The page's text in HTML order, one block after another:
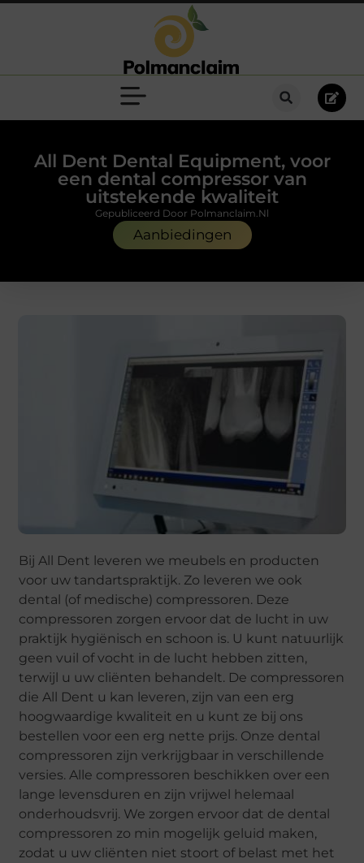
All Dent Dental Equipment, voor
een dental compressor van
uitstekende kwaliteit
Aanbiedingen
Gepubliceerd Door Polmanclaim.nl
Bij All Dent leveren we meubels en producten
voor uw tandartspraktijk. Zo leveren we ook
dental (of medische) compressoren. Deze
compressoren zorgen ervoor dat de lucht in uw
praktijk hygiënisch en schoon is. U kunt natuurlijk
geen vuil of vocht in de lucht hebben zitten,
terwijl u uw cliënten behandelt. De compressoren
die All Dent u kan leveren, zijn van een erg
hoogwaardige kwaliteit en u kunt ze bij ons
bestellen voor een erg nette prijs. Onze dental
compressoren zijn verkrijgbaar in verschillende
versies. Alle compressoren beschikken over een
lange levensduren en zijn vrijwel helemaal
onderhoudsvrij. We zorgen ervoor dat de dental
compressoren zo min mogelijk geluid maken,
zodat u uw cliënten niet stoort of belast met het